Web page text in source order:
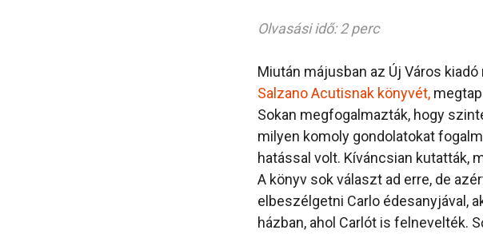
Olvasási idő: 2 perc
Miután májusban az Új Város
Salzano Acutisnak könyvét,
Sokan megfogalmazták, hogy
milyen komoly gondolatokat
hatással volt. Kíváncsian kutatták,
A könyv sok választ ad erre, de
elbeszélgetni Carlo édesanyjával,
házban, ahol Carlót is felnevelték.